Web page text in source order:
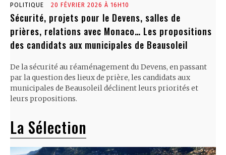
POLITIQUE 20 FÉVRIER 2026 À 16H10
Sécurité, projets pour le Devens, salles de
prières, relations avec Monaco… Les propositions
des candidats aux municipales de Beausoleil
De la sécurité au réaménagement du Devens, en passant
par la question des lieux de prière, les candidats aux
municipales de Beausoleil déclinent leurs priorités et
leurs propositions.
La Sélection